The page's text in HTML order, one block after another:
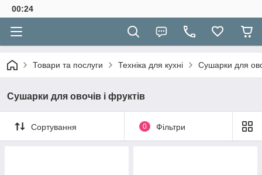
00:24
Товари та послуги Техніка для кухні Сушарки для
Сушарки для овочів і фруктів
Сортування 0 Фільтри